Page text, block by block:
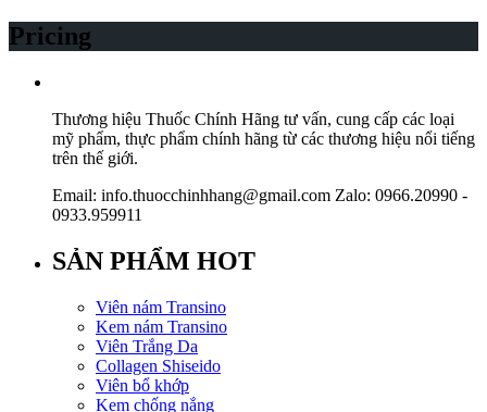
Pricing
Thương hiệu Thuốc Chính Hãng tư vấn, cung cấp các loại
mỹ phẩm, thực phẩm chính hãng từ các thương hiệu nổi tiếng
trên thế giới.
Email: info.thuocchinhhang@gmail.com Zalo: 0966.20990 -
0933.959911
SẢN PHẨM HOT
Viên nám Transino
Kem nám Transino
Viên Trắng Da
Collagen Shiseido
Viên bổ khớp
Kem chống nắng